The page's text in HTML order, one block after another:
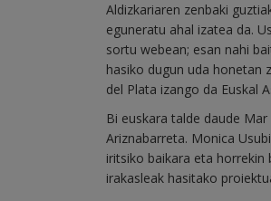
Aldizkariaren zenbaki
eguneratu ahal izatea da.
sortu webean; esan nahi
hasiko dugun uda honetan
del Plata izango da Euskal
Bi euskara talde daude
Ariznabarreta. Monica
iritsiko baikara eta horrekin
irakasleak hasitako